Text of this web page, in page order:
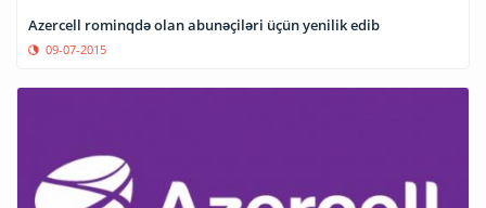
Azercell rominqdə olan abunəçiləri üçün yenilik edib
09-07-2015